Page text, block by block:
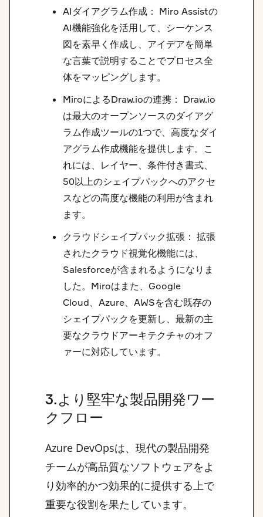
AIダイアグラム作成： Miro Assistの
AI機能強化を活用して、シーケンス
図を素早く作成し、アイデアを簡単
な言葉で説明することでプロセス全
体をマッピングします。
MiroによるDraw.ioの連携： Draw.io
は最大のオープンソースのダイアグ
ラム作成ツールの1つで、高度なダイ
アグラム作成機能を提供します。こ
れには、レイヤー、条件付き書式、
50以上のシェイプパックへのアクセ
スなどの高度な機能の利用が含まれ
ます。
クラウドシェイプパック拡張： 拡張
されたクラウド視覚化機能には、
Salesforceが含まれるようになりま
した。Miroはまた、Google
Cloud、Azure、AWSを含む既存の
シェイプパックを更新し、最新の主
要なクラウドアーキテクチャのオフ
ァーに対応しています。
3.より堅牢な製品開発ワー
クフロー
Azure DevOpsは、現代の製品開発
チームが高品質なソフトウェアをよ
り効率的かつ効果的に提供する上で
重要な役割を果たしています。